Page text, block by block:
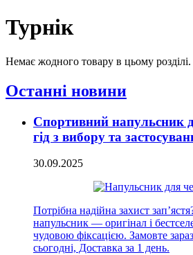
Турнік
Немає жодного товару в цьому розділі.
Останні новини
Спортивний напульсник
гід з вибору та
30.09.2025
Потрібна надійна захист
напульсник — оригінал і
чудовою фіксацією. Замовте
сьогодні, Доставка за 1 день.